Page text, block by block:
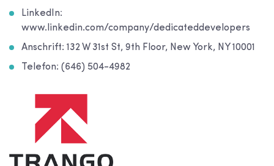
LinkedIn:
www.linkedin.com/company/dedicateddevelopers
Anschrift: 132 W 31st St, 9th Floor, New York, NY 10001
Telefon: (646) 504-4982